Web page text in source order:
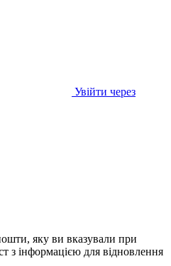
Увійти через
яку ви вказували при
з інформацією для відновлення